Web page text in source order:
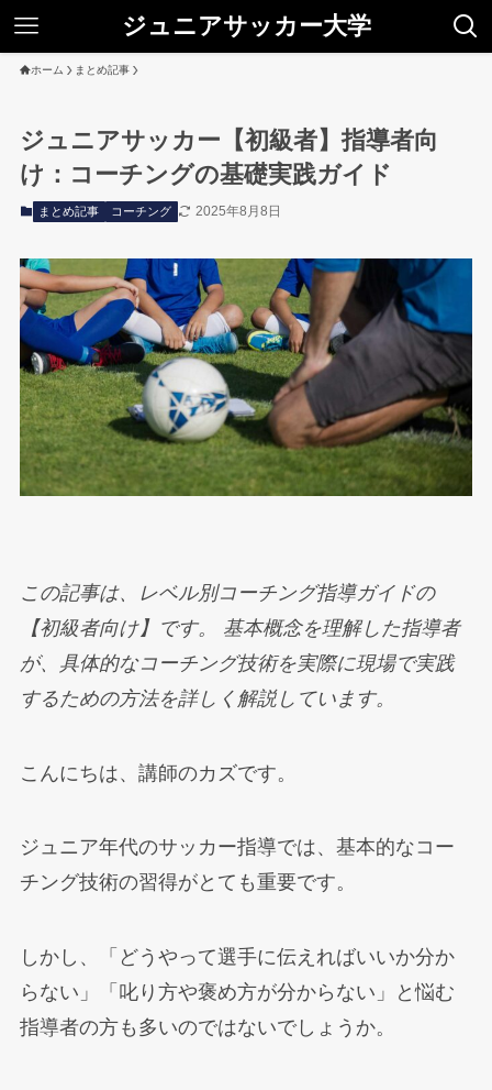
ジュニアサッカー大学
ホーム まとめ記事
ジュニアサッカー【初級者】指導者向
け：コーチングの基礎実践ガイド
まとめ記事 コーチング 2025年8月8日
この記事は、レベル別コーチング指導ガイドの
【初級者向け】です。 基本概念を理解した指導者
が、具体的なコーチング技術を実際に現場で実践
するための方法を詳しく解説しています。
こんにちは、講師のカズです。
ジュニア年代のサッカー指導では、基本的なコー
チング技術の習得がとても重要です。
しかし、「どうやって選手に伝えればいいか分か
らない」「叱り方や褒め方が分からない」と悩む
指導者の方も多いのではないでしょうか。